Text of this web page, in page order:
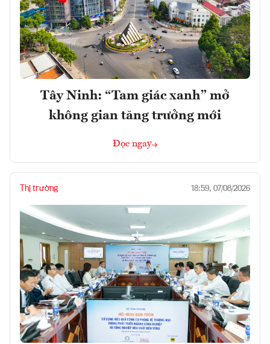
Tây Ninh: “Tam giác xanh” mở
không gian tăng trưởng mới
Đọc ngay
Thị trường 18:59, 07/08/2026